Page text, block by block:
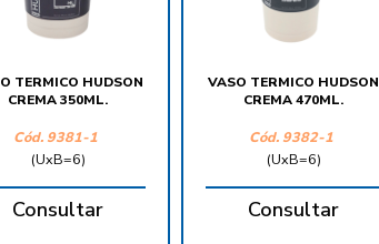
TERMICO HUDSON
CREMA 350ML.
Cód. 9381-1
(UxB=6)
Consultar
VASO TERMICO HUDSON
CREMA 470ML.
Cód. 9382-1
(UxB=6)
Consultar